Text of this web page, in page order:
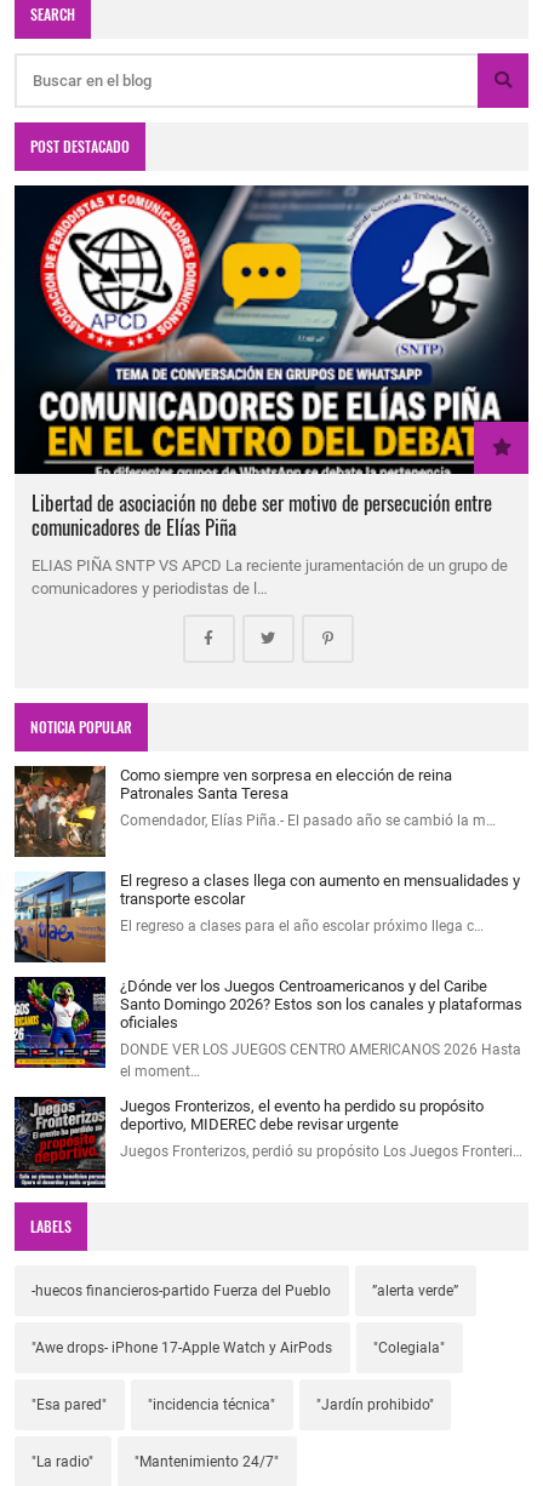
SEARCH
POST DESTACADO
Libertad de asociación no debe ser motivo de persecución entre
comunicadores de Elías Piña
ELIAS PIÑA SNTP VS APCD La reciente juramentación de un grupo de
comunicadores y periodistas de l…
NOTICIA POPULAR
Como siempre ven sorpresa en elección de reina
Patronales Santa Teresa
Comendador, Elías Piña.- El pasado año se cambió la m…
El regreso a clases llega con aumento en mensualidades y
transporte escolar
El regreso a clases para el año escolar próximo llega c…
¿Dónde ver los Juegos Centroamericanos y del Caribe
Santo Domingo 2026? Estos son los canales y plataformas
oficiales
DONDE VER LOS JUEGOS CENTRO AMERICANOS 2026 Hasta
el moment…
Juegos Fronterizos, el evento ha perdido su propósito
deportivo, MIDEREC debe revisar urgente
Juegos Fronterizos, perdió su propósito Los Juegos Fronteri…
LABELS
-huecos financieros-partido Fuerza del Pueblo ”alerta verde”
"Awe drops- iPhone 17-Apple Watch y AirPods "Colegiala"
"Esa pared" "incidencia técnica" "Jardín prohibido"
"La radio" "Mantenimiento 24/7"